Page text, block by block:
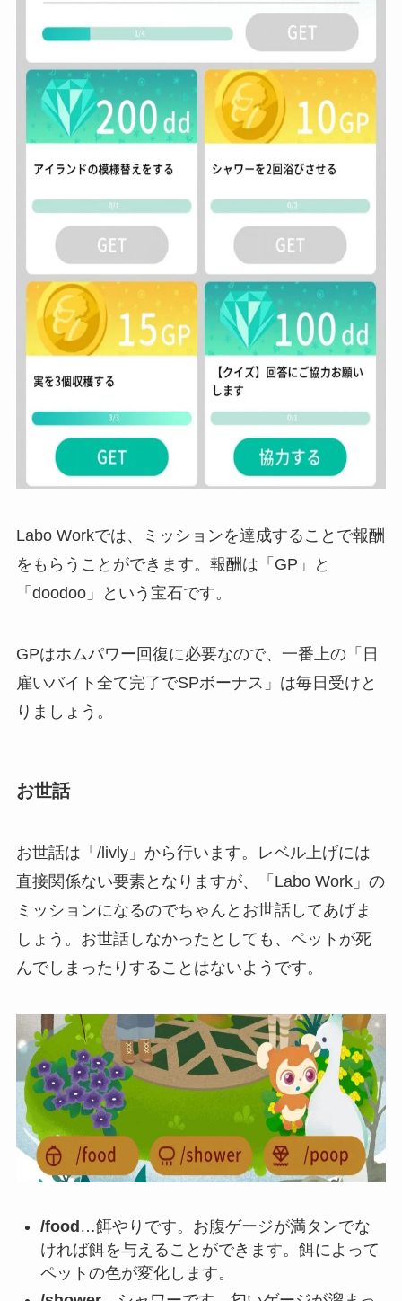
Labo Workでは、ミッションを達成することで報酬
をもらうことができます。報酬は「GP」と
「doodoo」という宝石です。
GPはホムパワー回復に必要なので、一番上の「日
雇いバイト全て完了でSPボーナス」は毎日受けと
りましょう。
お世話
お世話は「/livly」から行います。レベル上げには
直接関係ない要素となりますが、「Labo Work」の
ミッションになるのでちゃんとお世話してあげま
しょう。お世話しなかったとしても、ペットが死
んでしまったりすることはないようです。
/food…餌やりです。お腹ゲージが満タンでな
ければ餌を与えることができます。餌によって
ペットの色が変化します。